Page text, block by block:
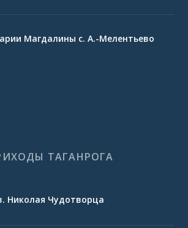
Магдалины с. А.-Мелентьево
ТАГАНРОГА
Николая Чудотворца